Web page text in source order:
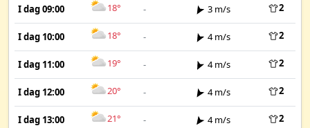
I dag 09:00 18° - 3 m/s 2
I dag 10:00 18° - 4 m/s 2
I dag 11:00 19° - 4 m/s 2
I dag 12:00 20° - 4 m/s 2
I dag 13:00 21° - 4 m/s 2